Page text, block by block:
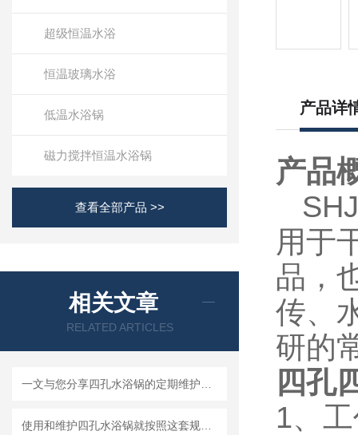
超级恒温水浴
恒温玻璃水浴
低温水浴锅
磁力搅拌恒温水浴锅
查看全部产品 >>
相关文章
RELATED ARTICLES
产品详
产品
用于
品，
传、
研的
四孔
1、